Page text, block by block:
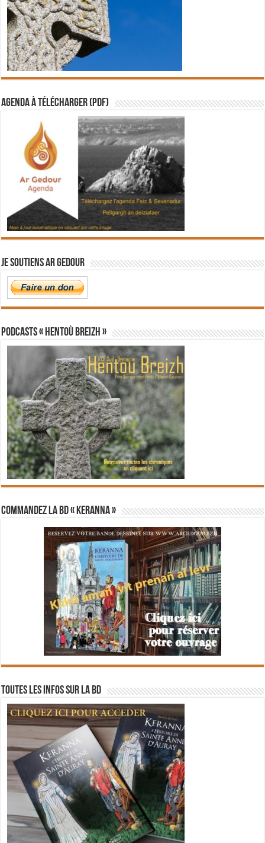
Agenda à télécharger (PDF)
Je soutiens Ar Gedour
PODCASTS « Hentoù Breizh »
Commandez la BD « Keranna »
Toutes les infos sur la BD